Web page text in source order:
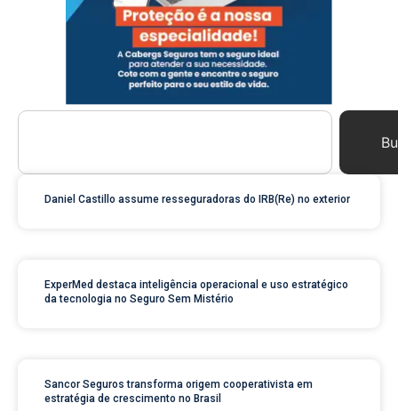
Daniel Castillo assume resseguradoras do IRB(Re) no exterior
ExperMed destaca inteligência operacional e uso estratégico
da tecnologia no Seguro Sem Mistério
Sancor Seguros transforma origem cooperativista em
estratégia de crescimento no Brasil